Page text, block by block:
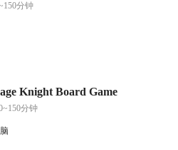
分钟
Knight Board Game
分钟